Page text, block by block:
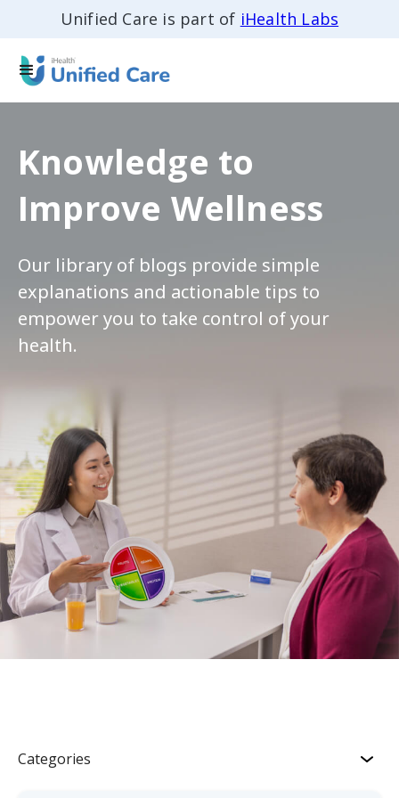
Unified Care is part of iHealth Labs
Knowledge to
Improve Wellness
Our library of blogs provide simple
explanations and actionable tips to
empower you to take control of your
health.
Categories